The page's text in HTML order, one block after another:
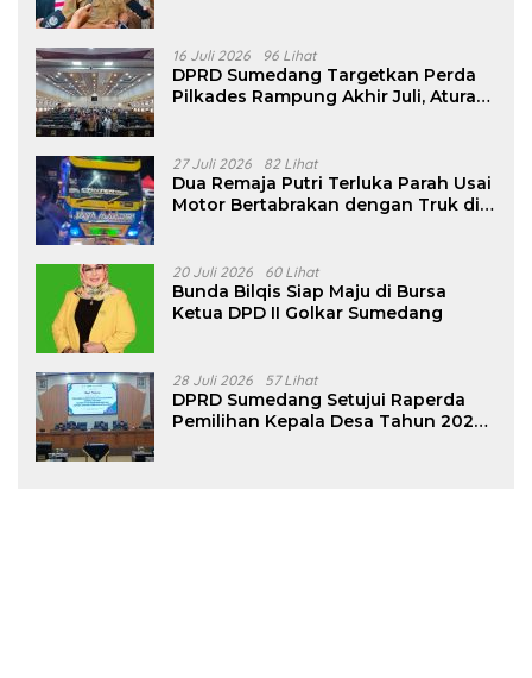
16 Juli 2026 96 Lihat
DPRD Sumedang Targetkan Perda
Pilkades Rampung Akhir Juli, Aturan
27 Juli 2026 82 Lihat
Dua Remaja Putri Terluka Parah Usai
Motor Bertabrakan dengan Truk di
20 Juli 2026 60 Lihat
Bunda Bilqis Siap Maju di Bursa
Ketua DPD II Golkar Sumedang
28 Juli 2026 57 Lihat
DPRD Sumedang Setujui Raperda
Pemilihan Kepala Desa Tahun 2026